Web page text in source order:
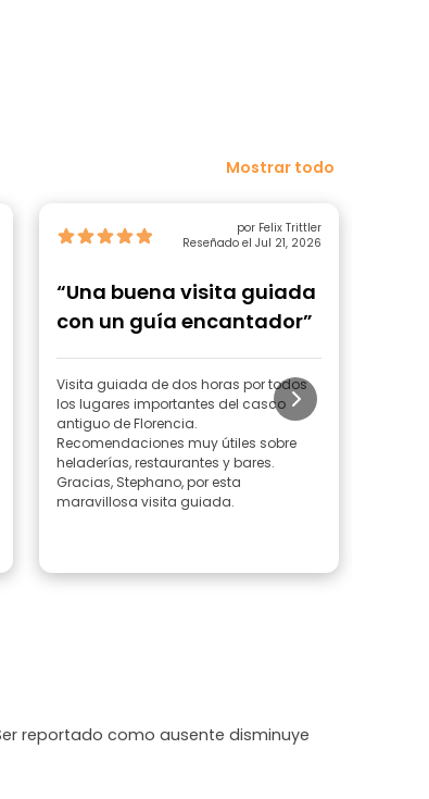
Mostrar todo
por Felix Trittler
Reseñado el Jul 21, 2026
“Una buena visita guiada
con un guía encantador”
Visita guiada de dos horas por todos
los lugares importantes del casco
antiguo de Florencia.
Recomendaciones muy útiles sobre
heladerías, restaurantes y bares.
Gracias, Stephano, por esta
maravillosa visita guiada.
reportado como ausente disminuye